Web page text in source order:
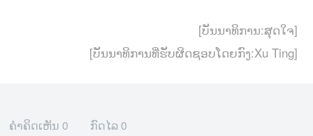
[ບັນນາທິການ:ສຸດໃຈ]
[ບັນນາທິການທີ່ຮັບຜິດຊອບໂດຍກົງ:Xu Ting]
ຄຳຄິດເຫັນ 0 ກົດໄລ 0